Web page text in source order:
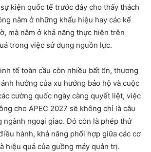
kiện quốc tế trước đây cho thấy thách
nằm ở những khẩu hiệu hay các kế
mà nằm ở khả năng thực hiện trên
trong việc sử dụng nguồn lực.
tế toàn cầu còn nhiều bất ổn, thương
hưởng của xu hướng bảo hộ và cuộc
cường quốc ngày càng quyết liệt, việc
cho APEC 2027 sẽ không chỉ là câu
ngành ngoại giao. Đó còn là phép thử
hành, khả năng phối hợp giữa các cơ
hiệu quả của guồng máy quản trị.